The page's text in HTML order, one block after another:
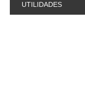
UTILIDADES